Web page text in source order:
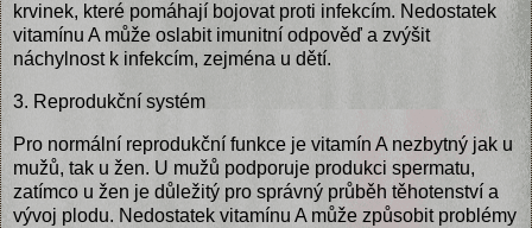
krvinek, které pomáhají bojovat proti infekcím. Nedostatek
vitamínu A může oslabit imunitní odpověď a zvýšit
náchylnost k infekcím, zejména u dětí.
3. Reprodukční systém
Pro normální reprodukční funkce je vitamín A nezbytný jak u
mužů, tak u žen. U mužů podporuje produkci spermatu,
zatímco u žen je důležitý pro správný průběh těhotenství a
vývoj plodu. Nedostatek vitamínu A může způsobit problémy